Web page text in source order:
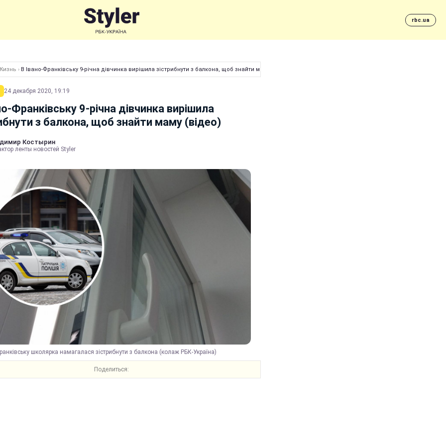
rbc.ua
› В Івано-Франківську 9-річна дівчинка вирішила зістрибнути з балкона, щоб знайти маму (відео)
24 декабря 2020, 19:19
Франківську 9-річна дівчинка вирішила
з балкона, щоб знайти маму (відео)
Костырин
ленты новостей Styler
школярка намагалася зістрибнути з балкона (колаж РБК-Україна)
Поделиться: